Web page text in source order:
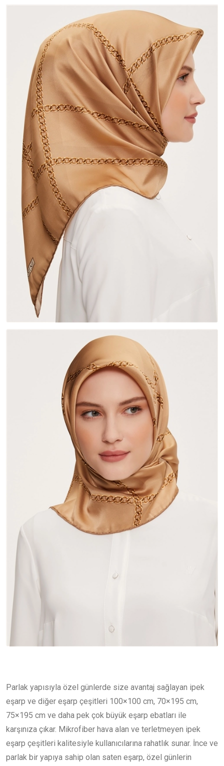
Parlak yapısıyla özel günlerde size avantaj sağlayan ipek
eşarp ve diğer eşarp çeşitleri 100×100 cm, 70×195 cm,
75×195 cm ve daha pek çok büyük eşarp ebatları ile
karşınıza çıkar. Mikrofiber hava alan ve terletmeyen ipek
eşarp çeşitleri kalitesiyle kullanıcılarına rahatlık sunar. İnce ve
parlak bir yapıya sahip olan saten eşarp, özel günlerin